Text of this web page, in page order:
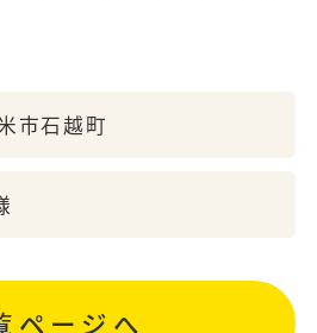
市石越町
ページへ